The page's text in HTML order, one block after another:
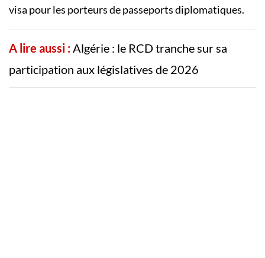
visa pour les porteurs de passeports diplomatiques.
A lire aussi : Algérie : le RCD tranche sur sa
participation aux législatives de 2026